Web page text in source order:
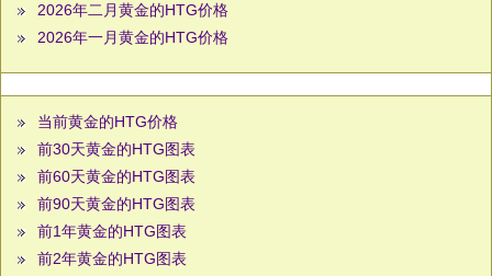
2026年二月黄金的HTG价格
2026年一月黄金的HTG价格
当前黄金的HTG价格
前30天黄金的HTG图表
前60天黄金的HTG图表
前90天黄金的HTG图表
前1年黄金的HTG图表
前2年黄金的HTG图表